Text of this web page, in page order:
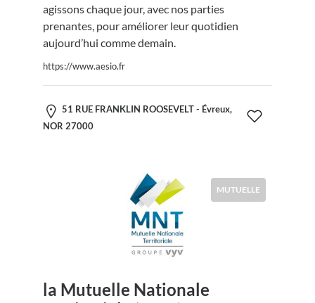
agissons chaque jour, avec nos parties
prenantes, pour améliorer leur quotidien
aujourd’hui comme demain.
https://www.aesio.fr
51 RUE FRANKLIN ROOSEVELT - Évreux,
NOR 27000
MUTUELLE
la Mutuelle Nationale